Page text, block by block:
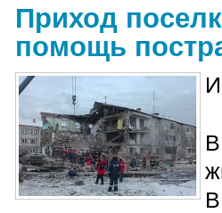
Приход
помощь